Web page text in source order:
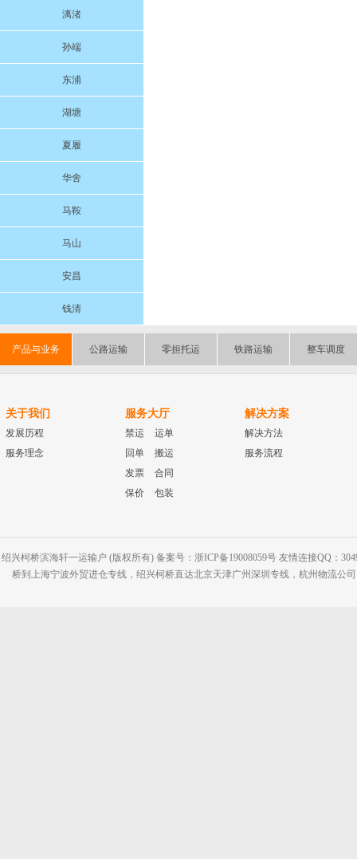
漓渚
孙端
东浦
湖塘
夏履
华舍
马鞍
马山
安昌
钱清
产品与业务 公路运输 零担托运 铁路运输 整车调度
关于我们
发展历程
服务理念
服务大厅
禁运
运单
回单
搬运
发票
合同
保价
包装
解决方案
解决方法
服务流程
绍兴柯桥滨海轩一运输户 (版权所有) 备案号：浙ICP备19008059号 友情连接QQ：
桥到上海宁波外贸进仓专线，绍兴柯桥直达北京天津广州深圳专线，杭州物流公